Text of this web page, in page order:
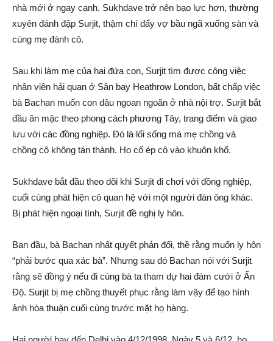
nhà mới ở ngay cạnh. Sukhdave trở nên bạo lực hơn, thường
xuyên đánh đập Surjit, thậm chí đẩy vợ bầu ngã xuống sàn và
cùng mẹ đánh cô.
Sau khi làm mẹ của hai đứa con, Surjit tìm được công việc
nhân viên hải quan ở Sân bay Heathrow London, bất chấp việc
bà Bachan muốn con dâu ngoan ngoãn ở nhà nội trợ. Surjit bắt
đầu ăn mặc theo phong cách phương Tây, trang điểm và giao
lưu với các đồng nghiệp. Đó là lối sống mà mẹ chồng và
chồng cô không tán thành. Họ cố ép cô vào khuôn khổ.
Sukhdave bắt đầu theo dõi khi Surjit đi chơi với đồng nghiệp,
cuối cùng phát hiện cô quan hệ với một người đàn ông khác.
Bị phát hiện ngoại tình, Surjit đề nghị ly hôn.
Ban đầu, bà Bachan nhất quyết phản đối, thề rằng muốn ly hôn
“phải bước qua xác bà”. Nhưng sau đó Bachan nói với Surjit
rằng sẽ đồng ý nếu đi cùng bà ta tham dự hai đám cưới ở Ấn
Độ. Surjit bị mẹ chồng thuyết phục rằng làm vậy để tạo hình
ảnh hòa thuận cuối cùng trước mặt họ hàng.